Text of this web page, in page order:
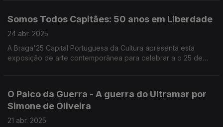
Somos Todos Capitães: 50 anos em Liberdade
24 abr. 2025
A Braga'25 Capital Portuguesa da Cultura apresenta esta
exposição de arte contemporânea para celebrar a o 25 de
O Palco da Guerra - A guerra do Ultramar por
Simone de Oliveira
21 abr. 2025